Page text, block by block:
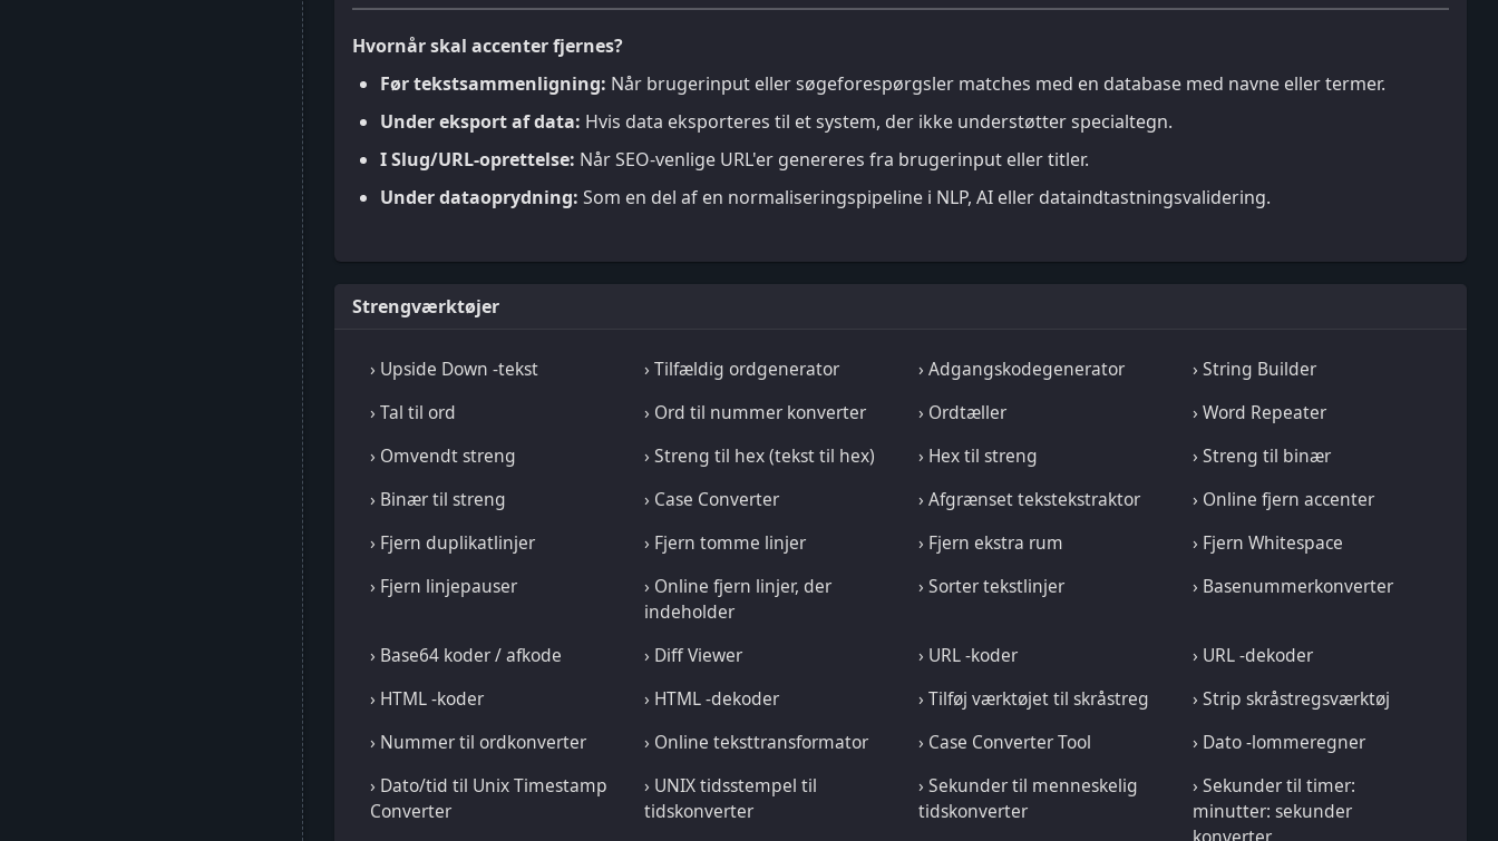
Hvornår skal accenter fjernes?
Før tekstsammenligning: Når brugerinput eller søgeforespørgsler matches med en database med navne eller termer.
Under eksport af data: Hvis data eksporteres til et system, der ikke understøtter specialtegn.
I Slug/URL-oprettelse: Når SEO-venlige URL'er genereres fra brugerinput eller titler.
Under dataoprydning: Som en del af en normaliseringspipeline i NLP, AI eller dataindtastningsvalidering.
Strengværktøjer
› Upside Down -tekst › Tilfældig ordgenerator › Adgangskodegenerator
› String Builder
› Tal til ord
› Ord til nummer konverter › Ordtæller
› Word Repeater
› Omvendt streng
› Streng til hex (tekst til hex) › Hex til streng
› Streng til binær
› Binær til streng
› Case Converter › Afgrænset tekstekstraktor
› Online fjern accenter
› Fjern duplikatlinjer
› Fjern tomme linjer › Fjern ekstra rum
› Fjern Whitespace
› Fjern linjepauser
› Online fjern linjer, der
indeholder
› Sorter tekstlinjer › Basenummerkonverter
› Base64 koder / afkode › Diff Viewer › URL -koder
› URL -dekoder
› HTML -koder
› HTML -dekoder › Tilføj værktøjet til skråstreg
› Strip skråstregsværktøj
› Nummer til ordkonverter
› Online teksttransformator › Case Converter Tool
› Dato -lommeregner
› Dato/tid til Unix Timestamp
Converter
› UNIX tidsstempel til
tidskonverter
› Sekunder til menneskelig
tidskonverter
› Sekunder til timer:
minutter: sekunder